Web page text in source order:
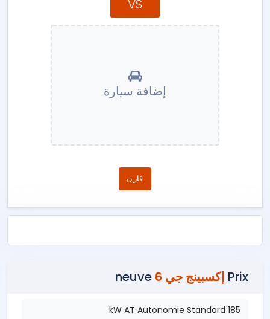
VS
إضافة سيارة
قارن
Prix إكسبينج جي 6
185 kW AT Autonomie Standard